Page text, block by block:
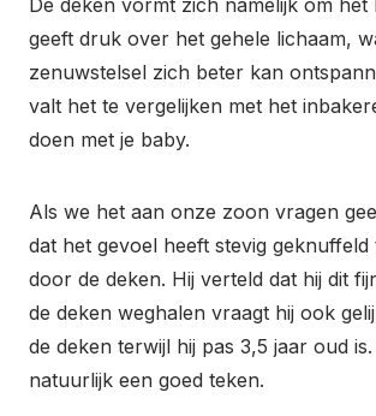
geeft druk over het gehele lichaam,
zenuwstelsel zich beter kan
valt het te vergelijken met het
doen met je baby.
Als we het aan onze zoon vragen
dat het gevoel heeft stevig
door de deken. Hij verteld dat hij dit
de deken weghalen vraagt hij ook
de deken terwijl hij pas 3,5 jaar oud is.
natuurlijk een goed teken.